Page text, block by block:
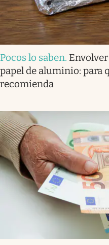
Pocos lo saben.
papel de aluminio: para
recomienda